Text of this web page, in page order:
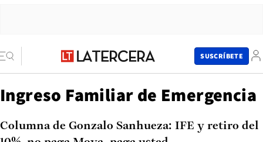
SUSCRÍBETE
Ingreso Familiar de Emergencia
Columna de Gonzalo Sanhueza: IFE y retiro del